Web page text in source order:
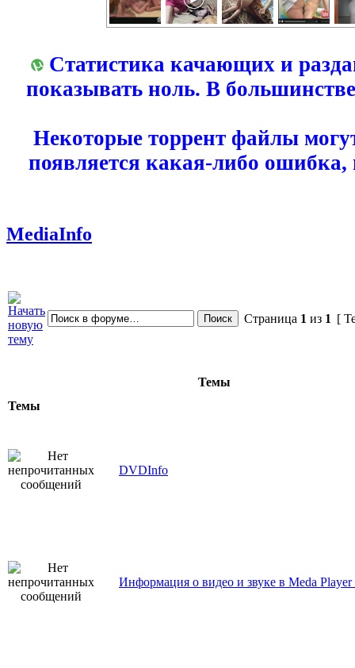
Статистика качающих и
показывать ноль. В
Некоторые торрент файлы
появляется какая-либо
MediaInfo
Страница 1 из 1 [
Темы
Темы
DVDInfo
Информация о видео и звуке в Meda Player